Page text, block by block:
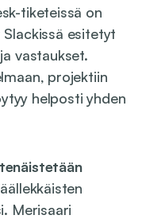
tiketeissä on
esitetyt
vastaukset.
projektiin
helposti yhden
Merisaari